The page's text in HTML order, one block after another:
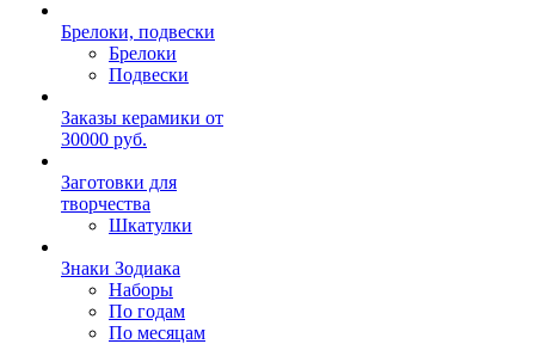
Брелоки, подвески
Брелоки
Подвески
Заказы керамики от
30000 руб.
Заготовки для
творчества
Шкатулки
Знаки Зодиака
Наборы
По годам
По месяцам